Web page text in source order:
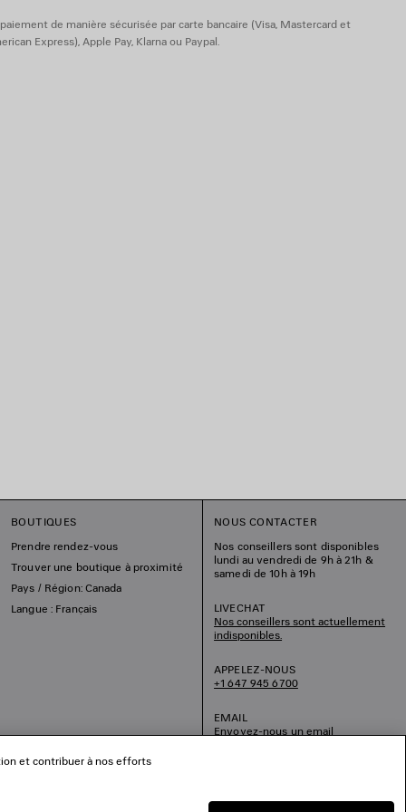
de manière sécurisée par carte bancaire (Visa, Mastercard et
Express), Apple Pay, Klarna ou Paypal.
BOUTIQUES
Prendre rendez-vous
Trouver une boutique à proximité
Pays / Région: Canada
Langue : Français
NOUS CONTACTER
Nos conseillers sont disponibles
lundi au vendredi de 9h à 21h &
samedi de 10h à 19h
LIVECHAT
Nos conseillers sont actuellement
indisponibles.
APPELEZ-NOUS
+1 647 945 6700
EMAIL
Envoyez-nous un email
et contribuer à nos efforts